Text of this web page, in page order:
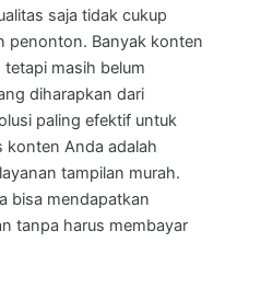
saja tidak cukup
penonton. Banyak konten
masih belum
diharapkan dari
paling efektif untuk
konten Anda adalah
tampilan murah.
bisa mendapatkan
tanpa harus membayar